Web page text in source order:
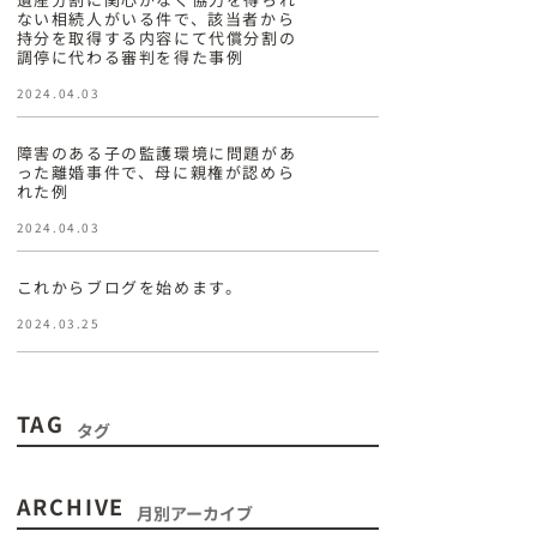
ない相続人がいる件で、該当者から
持分を取得する内容にて代償分割の
調停に代わる審判を得た事例
2024.04.03
障害のある子の監護環境に問題があ
った離婚事件で、母に親権が認めら
れた例
2024.04.03
これからブログを始めます。
2024.03.25
TAG タグ
ARCHIVE 月別アーカイブ